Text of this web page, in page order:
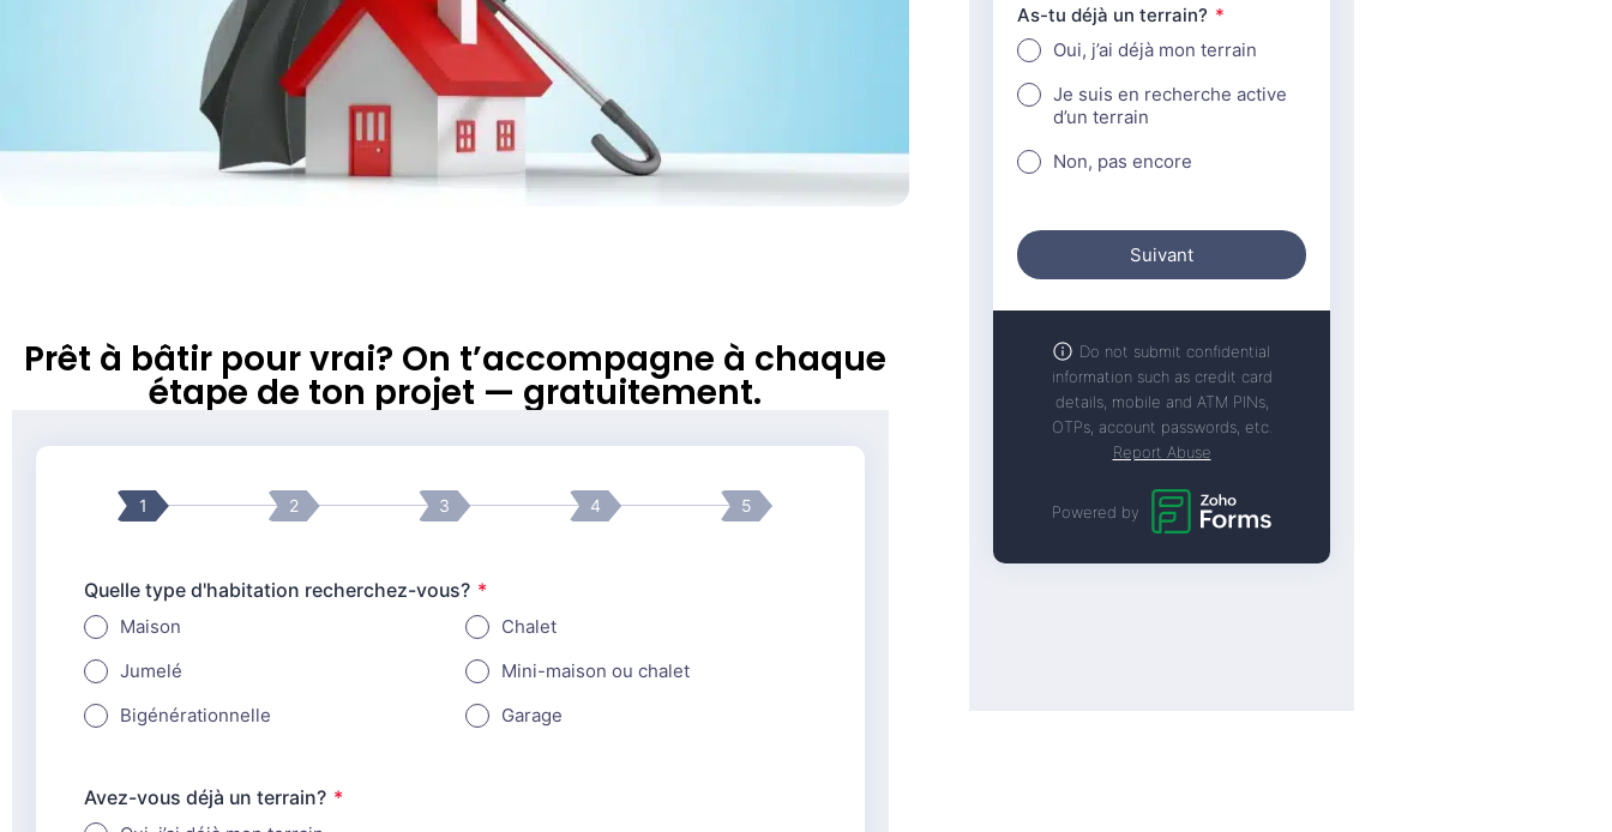
Prêt à bâtir pour vrai? On t’accompagne à chaque
étape de ton projet — gratuitement.